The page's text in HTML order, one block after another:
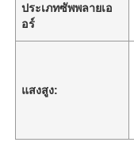
ประเภทซัพพลายเอ
อร์
แสงสูง: